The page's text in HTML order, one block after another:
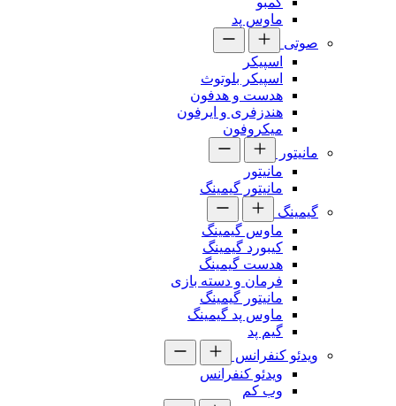
ماوس پد
صوتی
اسپیکر
اسپیکر بلوتوث
هدست و هدفون
هندزفری و ایرفون
میکروفون
مانیتور
مانیتور
مانیتور گیمینگ
گیمینگ
ماوس گیمینگ
کیبورد گیمینگ
هدست گیمینگ
فرمان و دسته بازی
مانیتور گیمینگ
ماوس پد گیمینگ
گیم پد
ویدئو کنفرانس
ویدئو کنفرانس
وب کم